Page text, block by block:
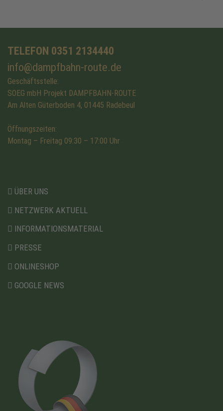
TELEFON 0351 2134440
info@dampfbahn-route.de
Geschäftsstelle:
SOEG mbH Projekt DAMPFBAHN-ROUTE
Am Alten Güterboden 4, 01445 Radebeul
Öffnungszeiten:
Montag – Freitag 09:30 – 17:00 Uhr
ÜBER UNS
NETZWERK AKTUELL
INFORMATIONSMATERIAL
PRESSE
ONLINESHOP
GOOGLE NEWS